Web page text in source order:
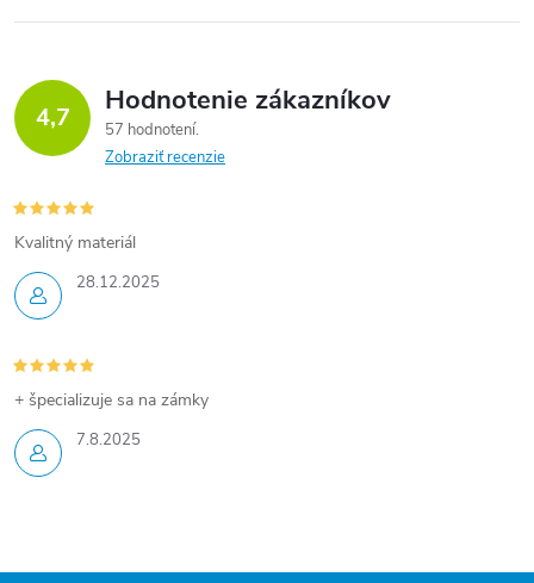
4,7 Hodnotenie zákazníkov
57 hodnotení
Zobraziť recenzie
28.12.2025
Kvalitný materiál
7.8.2025
+ špecializuje sa na zámky